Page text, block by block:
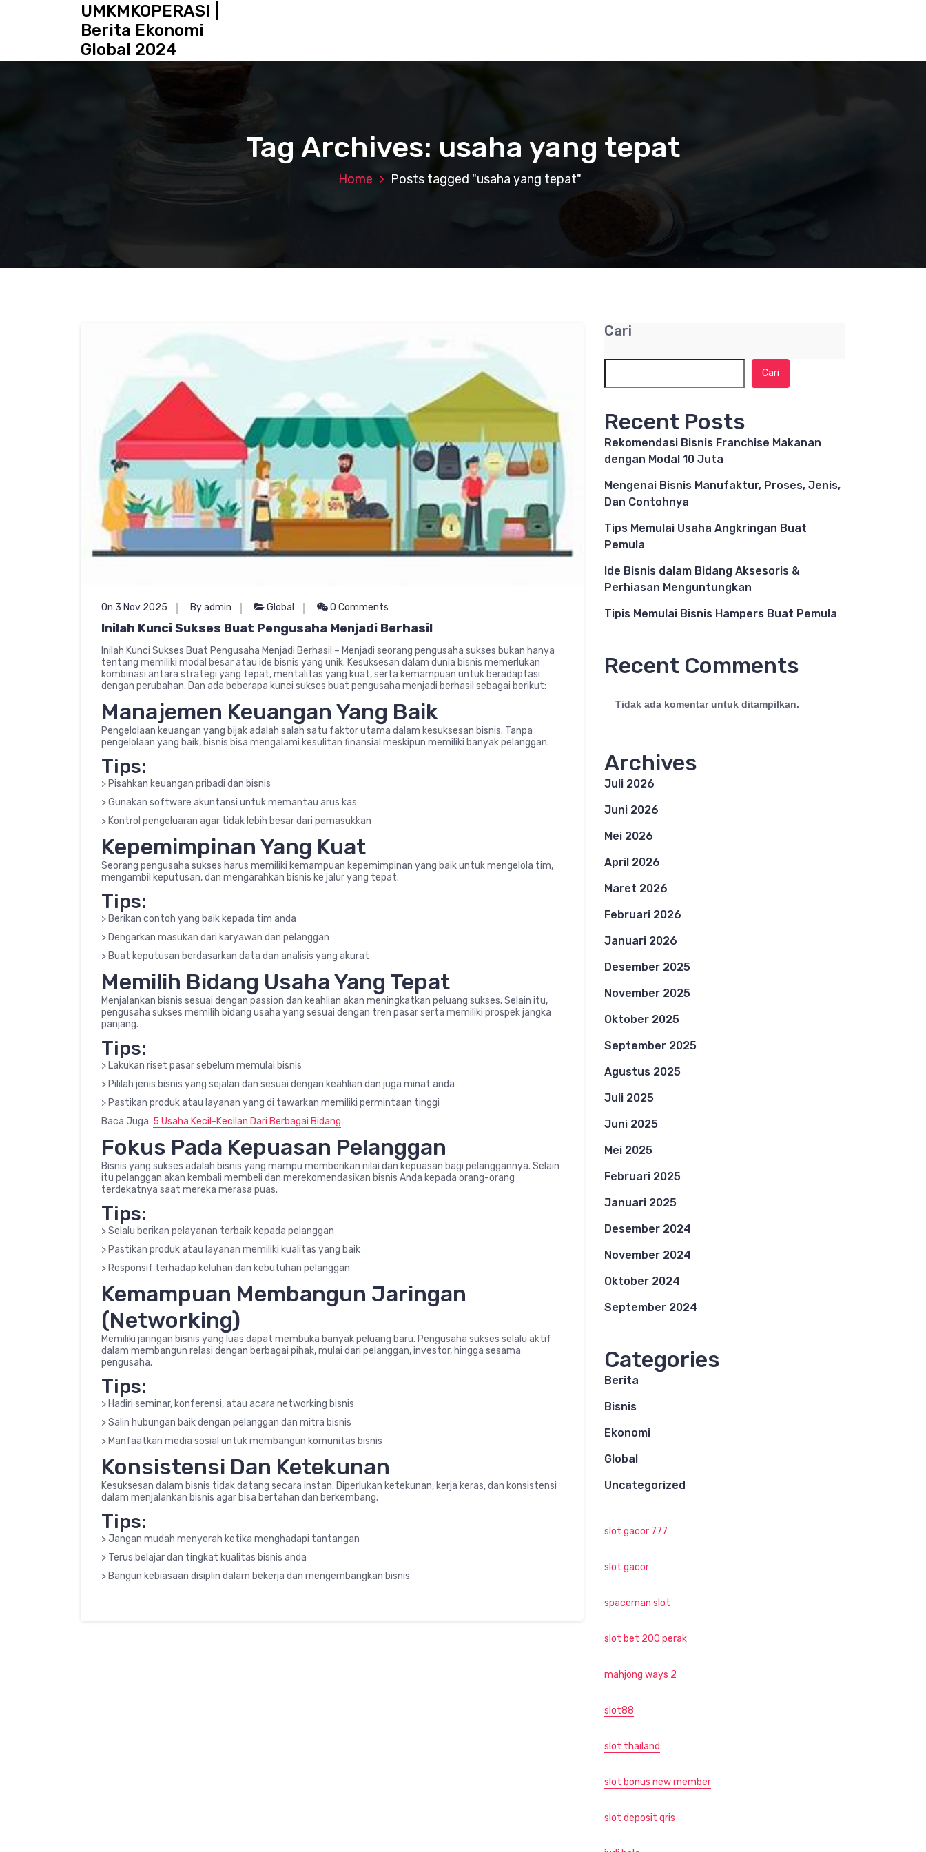
UMKMKOPERASI |
Berita Ekonomi
Global 2024
Tag Archives: usaha yang tepat
Home Posts tagged "usaha yang tepat"
On 3 Nov 2025 By admin Global 0 Comments
Inilah Kunci Sukses Buat Pengusaha Menjadi Berhasil
Inilah Kunci Sukses Buat Pengusaha Menjadi Berhasil – Menjadi seorang pengusaha sukses bukan hanya
tentang memiliki modal besar atau ide bisnis yang unik. Kesuksesan dalam dunia bisnis memerlukan
kombinasi antara strategi yang tepat, mentalitas yang kuat, serta kemampuan untuk beradaptasi
dengan perubahan. Dan ada beberapa kunci sukses buat pengusaha menjadi berhasil sebagai berikut:
Manajemen Keuangan Yang Baik
Pengelolaan keuangan yang bijak adalah salah satu faktor utama dalam kesuksesan bisnis. Tanpa
pengelolaan yang baik, bisnis bisa mengalami kesulitan finansial meskipun memiliki banyak pelanggan.
Tips:
> Pisahkan keuangan pribadi dan bisnis
> Gunakan software akuntansi untuk memantau arus kas
> Kontrol pengeluaran agar tidak lebih besar dari pemasukkan
Kepemimpinan Yang Kuat
Seorang pengusaha sukses harus memiliki kemampuan kepemimpinan yang baik untuk mengelola tim,
mengambil keputusan, dan mengarahkan bisnis ke jalur yang tepat.
Tips:
> Berikan contoh yang baik kepada tim anda
> Dengarkan masukan dari karyawan dan pelanggan
> Buat keputusan berdasarkan data dan analisis yang akurat
Memilih Bidang Usaha Yang Tepat
Menjalankan bisnis sesuai dengan passion dan keahlian akan meningkatkan peluang sukses. Selain itu,
pengusaha sukses memilih bidang usaha yang sesuai dengan tren pasar serta memiliki prospek jangka
panjang.
Tips:
> Lakukan riset pasar sebelum memulai bisnis
> Pililah jenis bisnis yang sejalan dan sesuai dengan keahlian dan juga minat anda
> Pastikan produk atau layanan yang di tawarkan memiliki permintaan tinggi
Baca Juga: 5 Usaha Kecil-Kecilan Dari Berbagai Bidang
Fokus Pada Kepuasan Pelanggan
Bisnis yang sukses adalah bisnis yang mampu memberikan nilai dan kepuasan bagi pelanggannya. Selain
itu pelanggan akan kembali membeli dan merekomendasikan bisnis Anda kepada orang-orang
terdekatnya saat mereka merasa puas.
Tips:
> Selalu berikan pelayanan terbaik kepada pelanggan
> Pastikan produk atau layanan memiliki kualitas yang baik
> Responsif terhadap keluhan dan kebutuhan pelanggan
Kemampuan Membangun Jaringan
(Networking)
Memiliki jaringan bisnis yang luas dapat membuka banyak peluang baru. Pengusaha sukses selalu aktif
dalam membangun relasi dengan berbagai pihak, mulai dari pelanggan, investor, hingga sesama
pengusaha.
Tips:
> Hadiri seminar, konferensi, atau acara networking bisnis
> Salin hubungan baik dengan pelanggan dan mitra bisnis
> Manfaatkan media sosial untuk membangun komunitas bisnis
Konsistensi Dan Ketekunan
Kesuksesan dalam bisnis tidak datang secara instan. Diperlukan ketekunan, kerja keras, dan konsistensi
dalam menjalankan bisnis agar bisa bertahan dan berkembang.
Tips:
> Jangan mudah menyerah ketika menghadapi tantangan
> Terus belajar dan tingkat kualitas bisnis anda
> Bangun kebiasaan disiplin dalam bekerja dan mengembangkan bisnis
Cari
Cari
Recent Posts
Rekomendasi Bisnis Franchise Makanan
dengan Modal 10 Juta
Mengenai Bisnis Manufaktur, Proses, Jenis,
Dan Contohnya
Tips Memulai Usaha Angkringan Buat
Pemula
Ide Bisnis dalam Bidang Aksesoris &
Perhiasan Menguntungkan
Tipis Memulai Bisnis Hampers Buat Pemula
Recent Comments
Tidak ada komentar untuk ditampilkan.
Archives
Juli 2026
Juni 2026
Mei 2026
April 2026
Maret 2026
Februari 2026
Januari 2026
Desember 2025
November 2025
Oktober 2025
September 2025
Agustus 2025
Juli 2025
Juni 2025
Mei 2025
Februari 2025
Januari 2025
Desember 2024
November 2024
Oktober 2024
September 2024
Categories
Berita
Bisnis
Ekonomi
Global
Uncategorized
slot gacor 777
slot gacor
spaceman slot
slot bet 200 perak
mahjong ways 2
slot88
slot thailand
slot bonus new member
slot deposit qris